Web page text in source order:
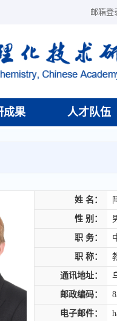
邮箱登
成果 人才队伍
姓 名：
性 别：
职 务：
职 称：
通讯地址：
邮政编码：
电子邮件：